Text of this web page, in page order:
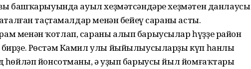
башҡарыуында ауыл хеҙмәтсәндәре хеҙмәтен данлаусы
таҫтамалдар менән бейеү сараны асты.
менән ҡотлап, сараны алып барыусылар һүҙҙе район
Рөстәм Камил улы йыйылыусыларҙы күп һанлы
һөйләп йонсотманы, ә уҙып барыусы йыл йомғаҡтары